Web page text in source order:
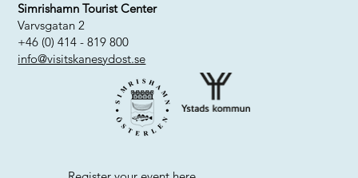
Simrishamn Tourist Center
Varvsgatan 2
+46 (0) 414 - 819 800
info@visitskanesydost.se